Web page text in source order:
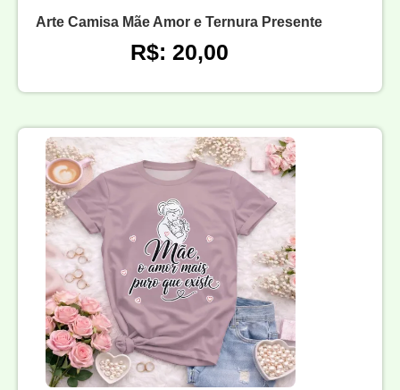
Arte Camisa Mãe Amor e Ternura Presente
R$: 20,00